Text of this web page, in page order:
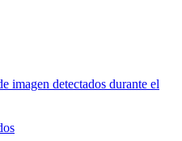
imagen detectados durante el